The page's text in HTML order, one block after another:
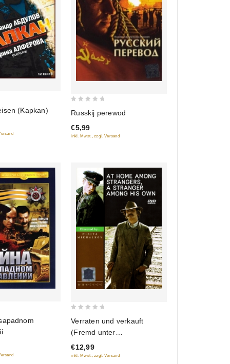
(Kapkan)
of
5
Russkij perewod
€5,99
inkl. Mwst., zzgl. Versand
of
5
Verraten und verkauft
(Fremd unter
Seinesgleichen) (Swoj sredi
tschuschich, tschuschoj
€12,99
inkl. Mwst., zzgl. Versand